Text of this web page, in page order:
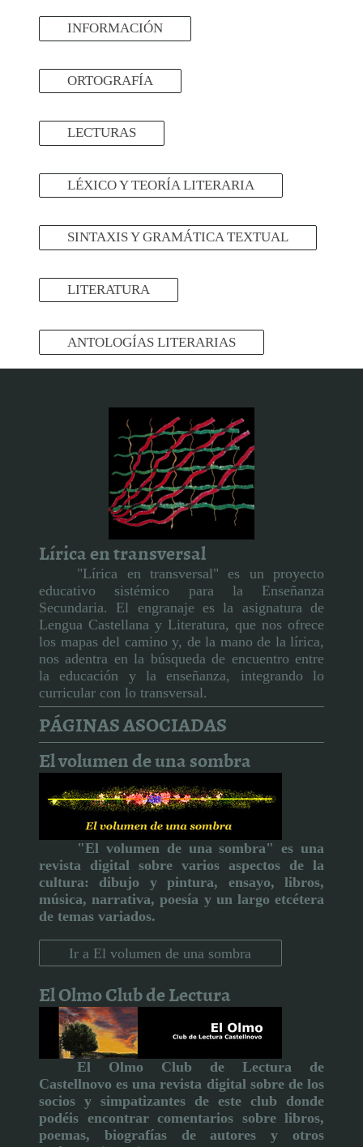
INFORMACIÓN
ORTOGRAFÍA
LECTURAS
LÉXICO Y TEORÍA LITERARIA
SINTAXIS Y GRAMÁTICA TEXTUAL
LITERATURA
ANTOLOGÍAS LITERARIAS
Lírica en transversal
"Lírica en transversal" es un proyecto
educativo sistémico para la Enseñanza
Secundaria. El engranaje es la asignatura de
Lengua Castellana y Literatura, que nos ofrece
los mapas del camino y, de la mano de la lírica,
nos adentra en la búsqueda de encuentro entre
la educación y la enseñanza, integrando lo
curricular con lo transversal.
PÁGINAS ASOCIADAS
El volumen de una sombra
"El volumen de una sombra" es una
revista digital sobre varios aspectos de la
cultura:
dibujo y pintura, ensayo, libros,
música, narrativa, poesía y un largo etcétera
de temas variados.
Ir a El volumen de una sombra
El Olmo Club de Lectura
El Olmo Club de Lectura de
Castellnovo es una revista digital sobre de los
socios y simpatizantes de este club donde
podéis encontrar comentarios sobre libros,
poemas, biografías de autores y otros